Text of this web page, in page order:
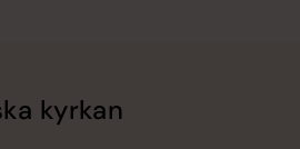
kyrkan